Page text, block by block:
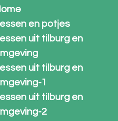
en potjes
uit tilburg en
uit tilburg en
1
uit tilburg en
2